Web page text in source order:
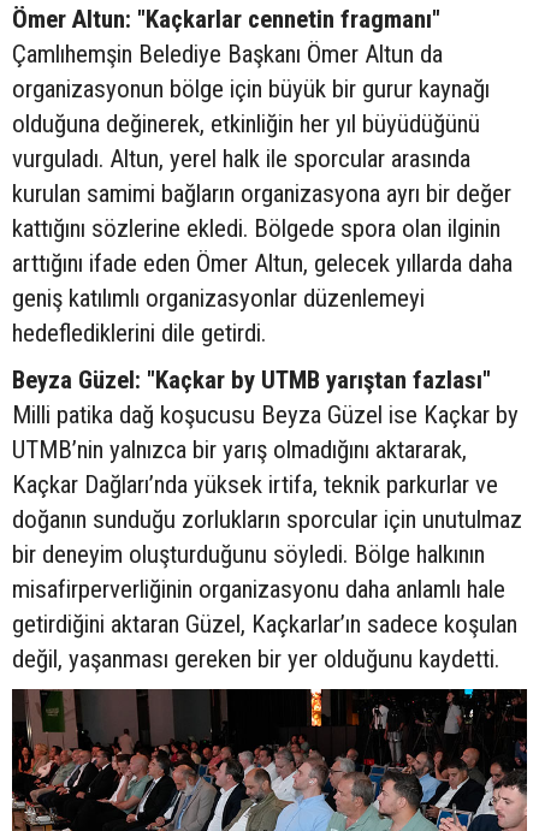
Ömer Altun: "Kaçkarlar cennetin fragmanı"
Çamlıhemşin Belediye Başkanı Ömer Altun da
organizasyonun bölge için büyük bir gurur kaynağı
olduğuna değinerek, etkinliğin her yıl büyüdüğünü
vurguladı. Altun, yerel halk ile sporcular arasında
kurulan samimi bağların organizasyona ayrı bir değer
kattığını sözlerine ekledi. Bölgede spora olan ilginin
arttığını ifade eden Ömer Altun, gelecek yıllarda daha
geniş katılımlı organizasyonlar düzenlemeyi
hedeflediklerini dile getirdi.
Beyza Güzel: "Kaçkar by UTMB yarıştan fazlası"
Milli patika dağ koşucusu Beyza Güzel ise Kaçkar by
UTMB’nin yalnızca bir yarış olmadığını aktararak,
Kaçkar Dağları’nda yüksek irtifa, teknik parkurlar ve
doğanın sunduğu zorlukların sporcular için unutulmaz
bir deneyim oluşturduğunu söyledi. Bölge halkının
misafirperverliğinin organizasyonu daha anlamlı hale
getirdiğini aktaran Güzel, Kaçkarlar’ın sadece koşulan
değil, yaşanması gereken bir yer olduğunu kaydetti.